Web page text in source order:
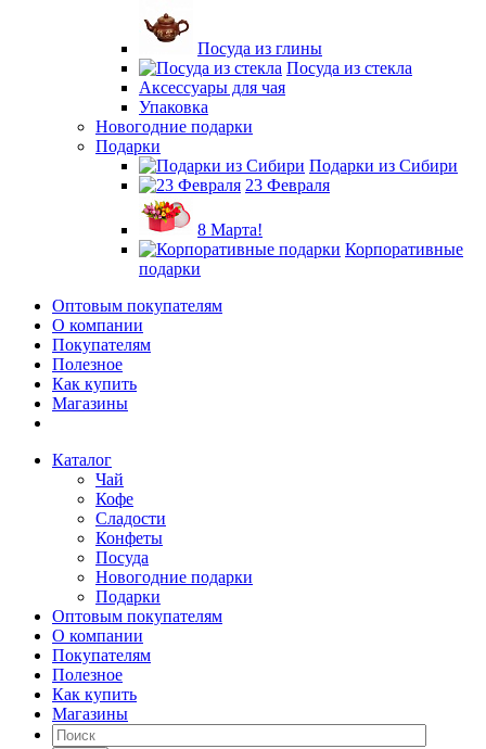
Посуда из глины
Посуда из стекла
Аксессуары для чая
Упаковка
Новогодние подарки
Подарки
Подарки из Сибири
23 Февраля
8 Марта!
Корпоративные
подарки
Оптовым покупателям
О компании
Покупателям
Полезное
Как купить
Магазины
Каталог
Чай
Кофе
Сладости
Конфеты
Посуда
Новогодние подарки
Подарки
Оптовым покупателям
О компании
Покупателям
Полезное
Как купить
Магазины